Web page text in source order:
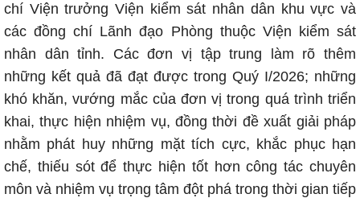
chí Viện trưởng Viện kiểm sát nhân dân khu vực và
các đồng chí Lãnh đạo Phòng thuộc Viện kiểm sát
nhân dân tỉnh. Các đơn vị tập trung làm rõ thêm
những kết quả đã đạt được trong Quý I/2026; những
khó khăn, vướng mắc của đơn vị trong quá trình triển
khai, thực hiện nhiệm vụ, đồng thời đề xuất giải pháp
nhằm phát huy những mặt tích cực, khắc phục hạn
chế, thiếu sót để thực hiện tốt hơn công tác chuyên
môn và nhiệm vụ trọng tâm đột phá trong thời gian tiếp